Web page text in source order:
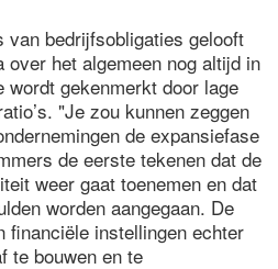
van bedrijfsobligaties gelooft
over het algemeen nog altijd in
gekenmerkt door lage
"Je zou kunnen zeggen
de expansiefase
de eerste tekenen dat de
weer gaat toenemen en dat
worden aangegaan. De
financiële instellingen echter
te bouwen en te